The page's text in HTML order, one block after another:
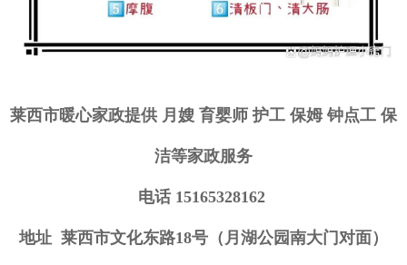
莱西市暖心家政提供 月嫂 育婴师 护工 保姆 钟点工 保
洁等家政服务
电话 15165328162
地址 莱西市文化东路18号（ 月湖公园南大门对面）